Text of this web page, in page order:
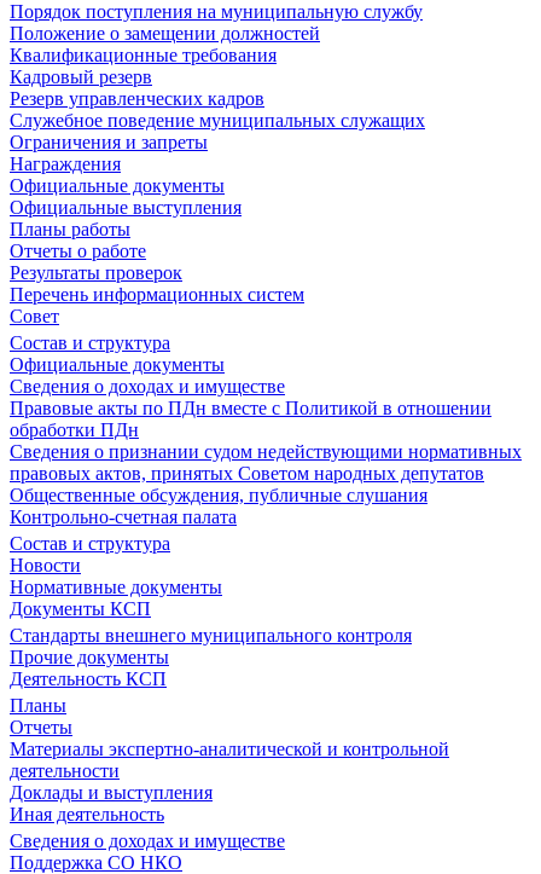
Порядок поступления на муниципальную службу
Положение о замещении должностей
Квалификационные требования
Кадровый резерв
Резерв управленческих кадров
Служебное поведение муниципальных служащих
Ограничения и запреты
Награждения
Официальные документы
Официальные выступления
Планы работы
Отчеты о работе
Результаты проверок
Перечень информационных систем
Совет
Состав и структура
Официальные документы
Сведения о доходах и имуществе
Правовые акты по ПДн вместе с Политикой в отношении
обработки ПДн
Сведения о признании судом недействующими нормативных
правовых актов, принятых Советом народных депутатов
Общественные обсуждения, публичные слушания
Контрольно-счетная палата
Состав и структура
Новости
Нормативные документы
Документы КСП
Стандарты внешнего муниципального контроля
Прочие документы
Деятельность КСП
Планы
Отчеты
Материалы экспертно-аналитической и контрольной
деятельности
Доклады и выступления
Иная деятельность
Сведения о доходах и имуществе
Поддержка СО НКО